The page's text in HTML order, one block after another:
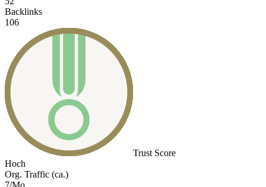
Backlinks
106
Trust Score
Hoch
Org. Traffic (ca.)
7/Mo.